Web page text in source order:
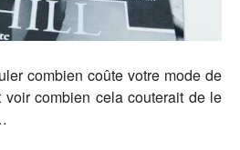
combien coûte votre mode de
combien cela couterait de le